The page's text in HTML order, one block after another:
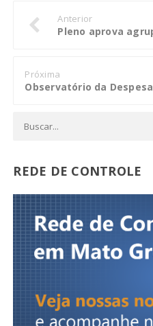
Anterior
Próxima
REDE DE CONTROLE